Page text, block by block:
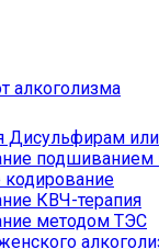
алкоголизма
Дисульфирам
подшиванием
кодирование
КВЧ-терапия
методом ТЭС